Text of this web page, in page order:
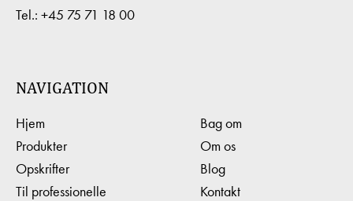
Tel.: +45 75 71 18 00
NAVIGATION
Hjem
Produkter
Opskrifter
Til professionelle
Bag om
Om os
Blog
Kontakt